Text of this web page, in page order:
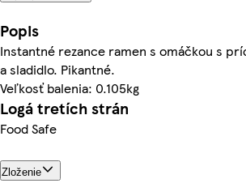
Popis
Instantné rezance ramen s omáčkou s
a sladidlo. Pikantné.
Veľkosť balenia: 0.105kg
Logá tretích strán
Food Safe
Zloženie